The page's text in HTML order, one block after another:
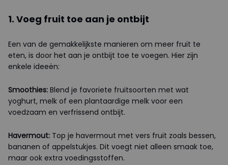
1. Voeg fruit toe aan je ontbijt
Een van de gemakkelijkste manieren om meer fruit te
eten, is door het aan je ontbijt toe te voegen. Hier zijn
enkele ideeën:
Smoothies: Blend je favoriete fruitsoorten met wat
yoghurt, melk of een plantaardige melk voor een
voedzaam en verfrissend ontbijt.
Havermout: Top je havermout met vers fruit zoals bessen,
bananen of appelstukjes. Dit voegt niet alleen smaak toe,
maar ook extra voedingsstoffen.